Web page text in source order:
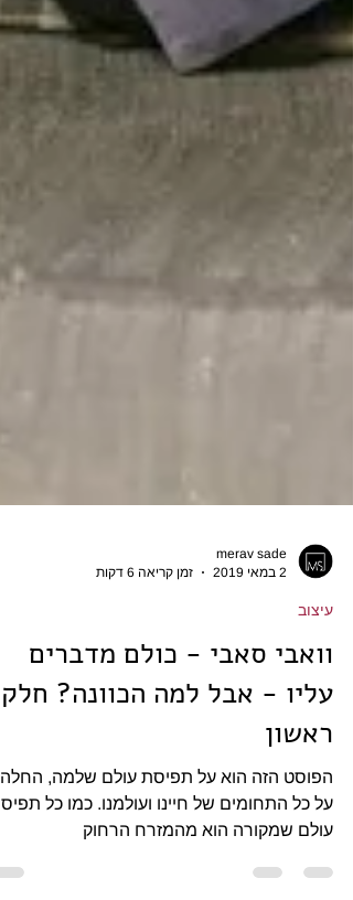
עיצוב
וואבי סאבי - כולם מדברים
עליו - אבל למה הכוונה? חלק
ראשון
עולם שמקורה הוא מהמזרח הרחוק